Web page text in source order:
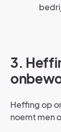
3.
Heffing op
noemt men